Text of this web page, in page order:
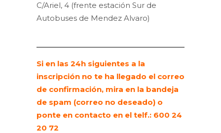
C/Ariel, 4 (frente estación Sur de
Autobuses de Mendez Alvaro)
Si en las 24h siguientes a la
inscripción no te ha llegado el correo
de confirmación, mira en la bandeja
de spam (correo no deseado) o
ponte en contacto en el telf.: 600 24
20 72